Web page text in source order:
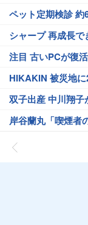
ペット定期検診 約
シャープ 再成長
注目 古いPCが復
HIKAKIN 被災地
双子出産 中川翔子
岸谷蘭丸「喫煙者